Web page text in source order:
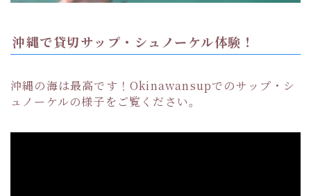
沖縄で貸切サップ・シュノーケル体験！
沖縄の海は最高です！Okinawansupでのサップ・シ
ュノーケルの様子をご覧ください。